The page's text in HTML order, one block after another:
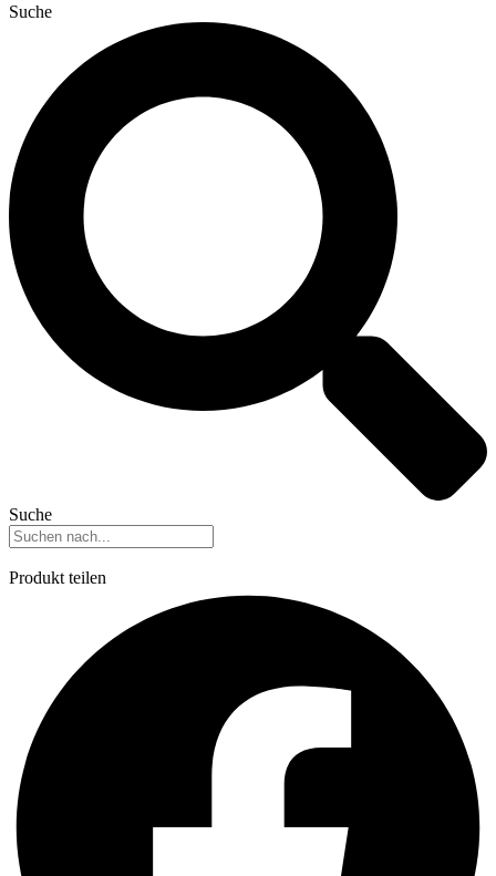
Suche
Suche
Produkt teilen